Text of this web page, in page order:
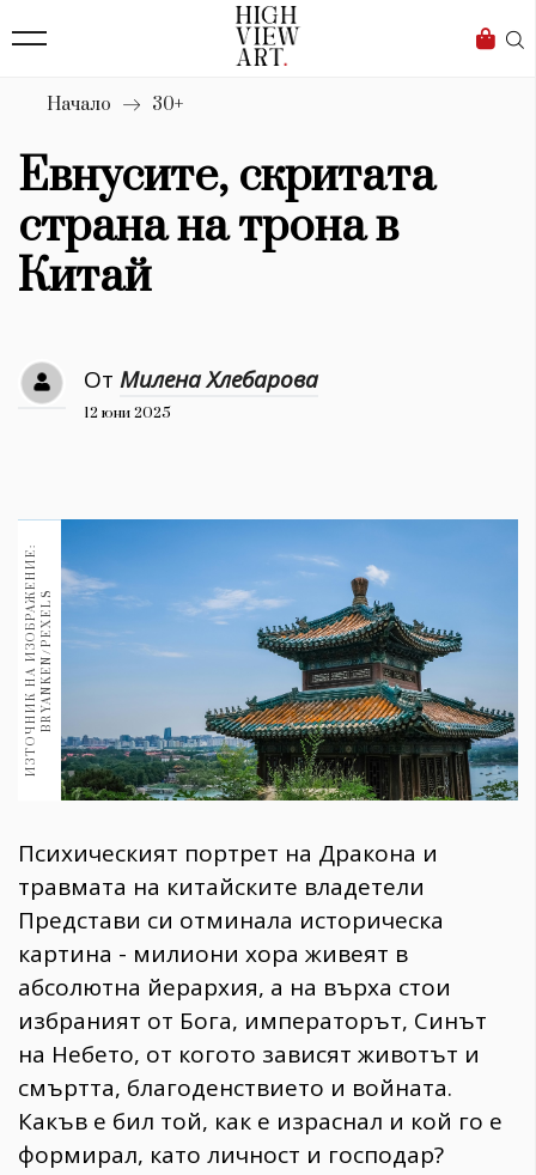
Бизнес
Мода
Dialogue
Изкуство
4340
Дизайн
Книги
30+
Гурме 1710
Пътувай
237
Здраве 389
Gentlemen
382
Wellness
1817
ПОСЛЕДВАЙТЕ
НИ
Начало 30+
Евнусите, скритата
страна на трона в
Китай
От Милена Хлебарова
12 юни 2025
И
З
Т
О
Ч
Н
И
К
Н
А
И
З
О
Б
Р
АЖ
Е
Н
И
Е
:
B
R
Y
A
N
K
E
N
/
P
E
X
E
LS
Психическият портрет на Дракона и
травмата на китайските владетели
Представи си отминала историческа
картина - милиони хора живеят в
абсолютна йерархия, а на върха стои
избраният от Бога, императорът, Синът
на Небето, от когото зависят животът и
смъртта, благоденствието и войната.
Какъв е бил той, как е израснал и кой го е
формирал, като личност и господар?